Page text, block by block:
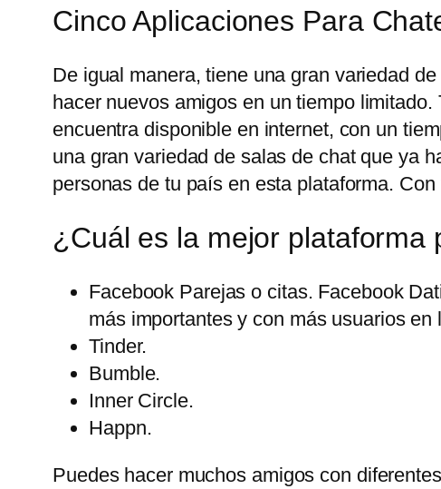
Cinco Aplicaciones Para
De igual manera, tiene una gran variedad
hacer nuevos amigos en un tiempo
encuentra disponible en internet, con un
una gran variedad de salas de chat que ya
personas de tu país en esta plataforma.
¿Cuál es la mejor plataforma
Facebook Parejas o citas. Facebook
más importantes y con más usuarios en
Tinder.
Bumble.
Inner Circle.
Happn.
Puedes hacer muchos amigos con